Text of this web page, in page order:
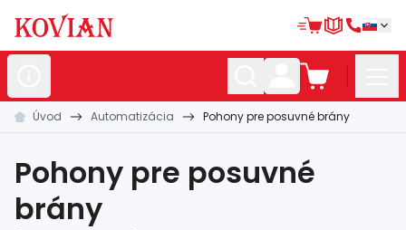
Nerezovépolotovary
Kované polotovary
Úvod Automatizácia Pohony pre posuvné brány
Pohony pre posuvné
brány